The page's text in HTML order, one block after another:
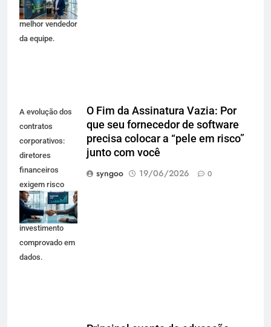
direto para o
melhor vendedor
da equipe.
A evolução dos
contratos
corporativos:
diretores
financeiros
exigem risco
compartilhado e
retorno sobre o
investimento
comprovado em
dados.
O Fim da Assinatura Vazia: Por
que seu fornecedor de software
precisa colocar a “pele em risco”
junto com você
syngoo
19/06/2026 0